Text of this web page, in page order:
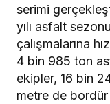
serimi
yılı asfalt
çalışmalarına
4 bin 985 ton
ekipler, 16 bin
metre de